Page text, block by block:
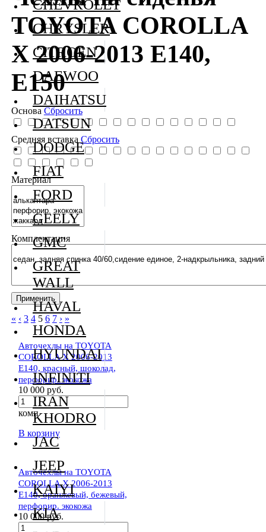
TOYOTA COROLLA
X 2006-2013 E140,
E150
Основа Сбросить
Средняя вставка Сбросить
Материал
Комплектация
« ‹ 3 4 5 6 7 › »
Авточехлы на TOYOTA
COROLLA X 2006-2013
E140, красный, шоколад,
перфорир. экокожа
10 000 руб.
комп
В корзину
Авточехлы на TOYOTA
COROLLA X 2006-2013
E140, оранжевый, бежевый,
перфорир. экокожа
10 000 руб.
CHEVROLET
CHRYSLER
CITROEN
DAEWOO
DAIHATSU
DATSUN
DODGE
FIAT
FORD
GEELY
GMC
GREAT
WALL
HAVAL
HONDA
HYUNDAI
INFINITI
IRAN
KHODRO
JAC
JEEP
KAIYI
KIA